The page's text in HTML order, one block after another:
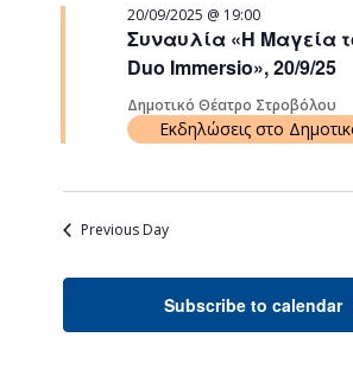
Συναυλία «Η Μαγεία
Duo Immersio», 20/9/25
20/09/2025 @ 19:00
Δημοτικό Θέατρο Στροβόλου
Εκδηλώσεις στο
Previous Day
Subscribe to calendar